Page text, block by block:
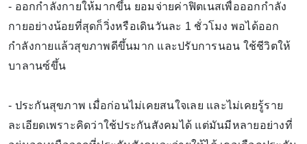
- ออกกำลังกายให้มากขึ้น ยอมจ่ายค่าฟิตเนสเพื่อออกกำลัง
กายอย่างน้อยที่สุดก็วิ่งหรือเดินวันละ 1 ชั่วโมง พอได้ออก
กำลังกายแล้วสุขภาพดีขึ้นมาก และปรับการนอน ใช้ชีวิตให้
บาลานซ์ขึ้น
- ประกันสุขภาพ เมื่อก่อนไม่เคยสนใจเลย และไม่เคยรู้ราย
ละเอียดเพราะคิดว่าใช้ประกันสังคมได้ แต่มันมีหลายอย่างที่